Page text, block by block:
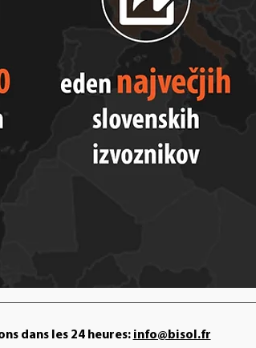
dans les 24 heures: info@bisol.fr